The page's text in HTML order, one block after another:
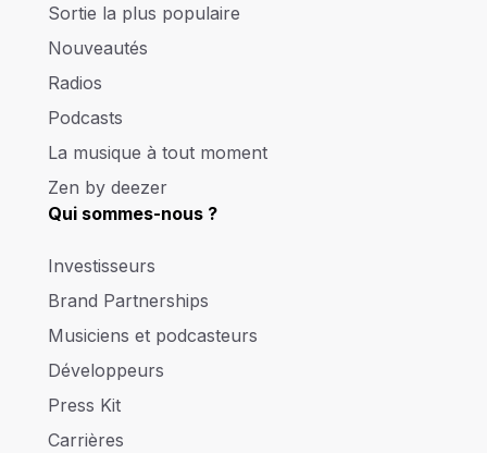
Sortie la plus populaire
Nouveautés
Radios
Podcasts
La musique à tout moment
Zen by deezer
Qui sommes-nous ?
Investisseurs
Brand Partnerships
Musiciens et podcasteurs
Développeurs
Press Kit
Carrières